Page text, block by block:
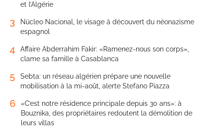
et l’Algérie
3
Núcleo Nacional, le visage à découvert du néonazisme
espagnol
4
Affaire Abderrahim Fakir: «Ramenez-nous son corps»,
clame sa famille à Casablanca
5
Sebta: un réseau algérien prépare une nouvelle
mobilisation à la mi-août, alerte Stefano Piazza
6
«C’est notre résidence principale depuis 30 ans»: à
Bouznika, des propriétaires redoutent la démolition de
leurs villas